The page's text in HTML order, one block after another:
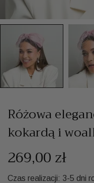
Różowa
kokardą i
269,00 zł
Czas realizacji: 3-5 dni